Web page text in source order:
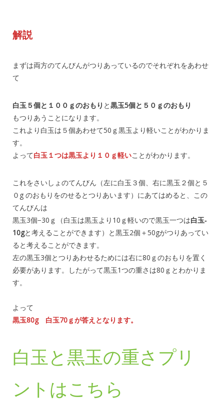
解説
まずは両方のてんびんがつりあっているのでそれぞれをあわせ
て
白玉５個と１００ｇのおもり と黒玉5個と５０ｇのおもり
もつりあうことになります。
これより白玉は５個あわせて50ｇ黒玉より軽いことがわかりま
す。
よって白玉１つは黒玉より１０ｇ軽いことがわかります。
これをさいしょのてんびん（左に白玉３個、右に黒玉２個と５
０g のおもりをのせるとつりあいます）にあてはめると、この
てんびんは
黒玉3個−30ｇ（白玉は黒玉より10ｇ軽いので黒玉一つは白玉‐
10gと考えることができます）と黒玉2個＋50gがつりあってい
ると考えることができます。
左の黒玉3個とつりあわせるためには右に80ｇのおもりを置く
必要があります。したがって黒玉1つの重さは80ｇとわかりま
す。
よって
黒玉80g 白玉70ｇが答えとなります。
白玉と黒玉の重さプリ
ントはこちら